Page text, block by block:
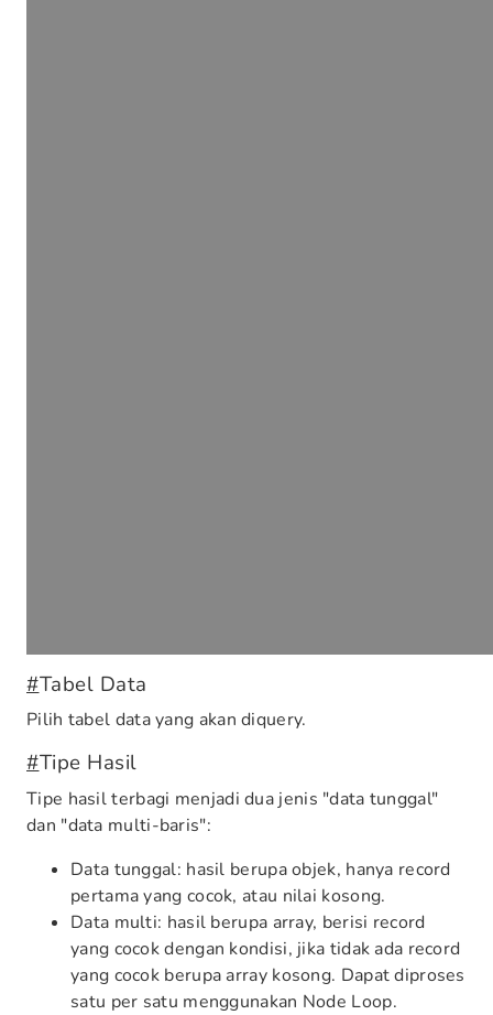
#Tabel Data
Pilih tabel data yang akan diquery.
#Tipe Hasil
Tipe hasil terbagi menjadi dua jenis "data tunggal"
dan "data multi-baris":
Data tunggal: hasil berupa objek, hanya record
pertama yang cocok, atau nilai kosong.
Data multi: hasil berupa array, berisi record
yang cocok dengan kondisi, jika tidak ada record
yang cocok berupa array kosong. Dapat diproses
satu per satu menggunakan Node Loop.